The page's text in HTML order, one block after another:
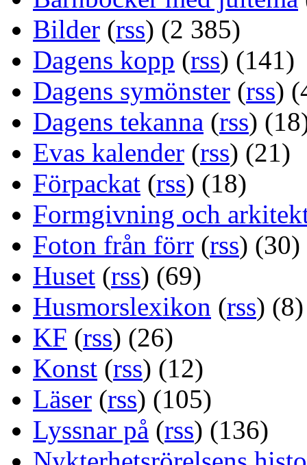
Bilder (rss) (2 385)
Dagens kopp (rss) (141)
Dagens symönster (rss)
Dagens tekanna (rss)
Evas kalender (rss) (21)
Förpackat (rss) (18)
Formgivning och
Foton från förr (rss) (30)
Huset (rss) (69)
Husmorslexikon (rss) (8)
KF (rss) (26)
Konst (rss) (12)
Läser (rss) (105)
Lyssnar på (rss) (136)